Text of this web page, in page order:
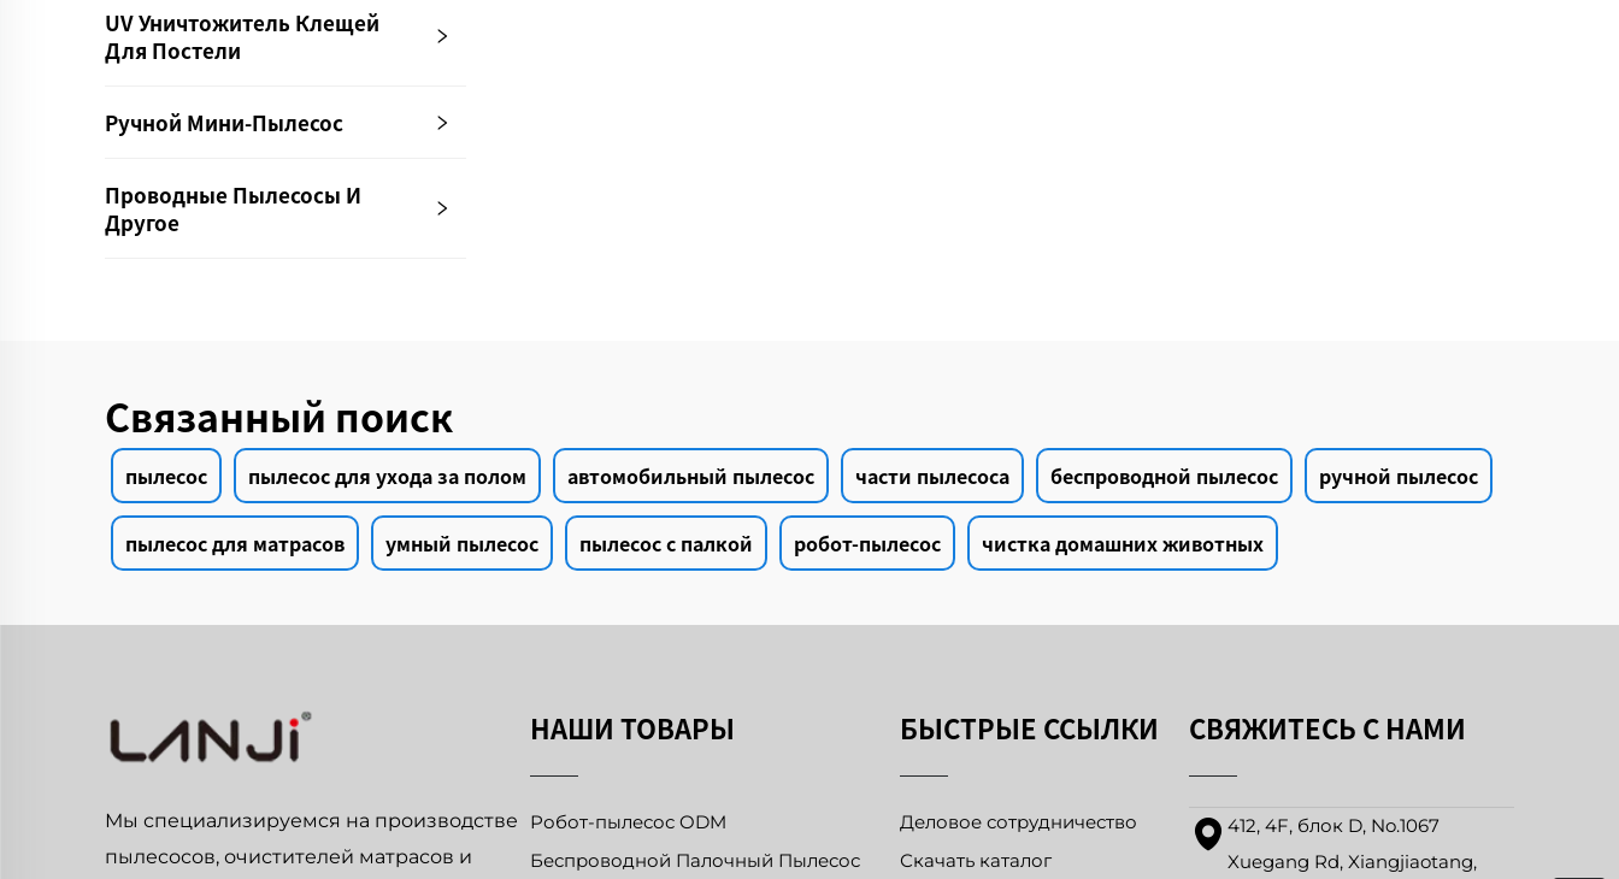
UV Уничтожитель Клещей
Для Постели
Ручной Мини-Пылесос
Проводные Пылесосы И
Другое
Связанный поиск
пылесос пылесос для ухода за полом автомобильный пылесос части пылесоса беспроводной пылесос ручной пылесос
пылесос для матрасов умный пылесос пылесос с палкой робот-пылесос чистка домашних животных
Мы специализируемся на производстве
пылесосов, очистителей матрасов и
НАШИ ТОВАРЫ
Робот-пылесос ODM
Беспроводной Палочный Пылесос
БЫСТРЫЕ ССЫЛКИ
Деловое сотрудничество
Скачать каталог
СВЯЖИТЕСЬ С НАМИ
412, 4F, блок D, No.1067
Xuegang Rd, Xiangjiaotang,